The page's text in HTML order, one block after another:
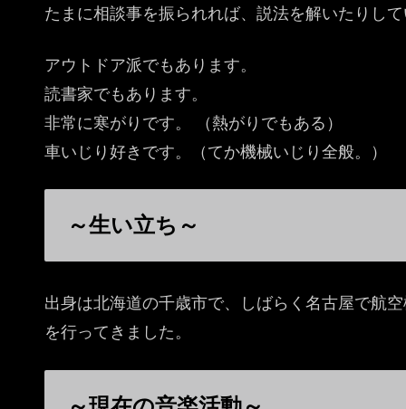
たまに相談事を振られれば、説法を解いたりし
アウトドア派でもあります。
読書家でもあります。
非常に寒がりです。 （熱がりでもある）
車いじり好きです。（てか機械いじり全般。）
～生い立ち～
出身は北海道の千歳市で、しばらく名古屋で航
を行ってきました。